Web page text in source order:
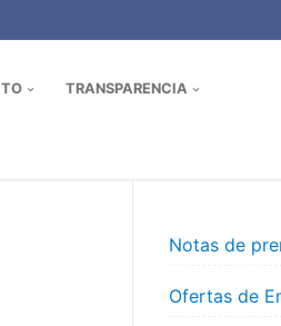
TRANSPARENCIA
Notas de
Ofertas de